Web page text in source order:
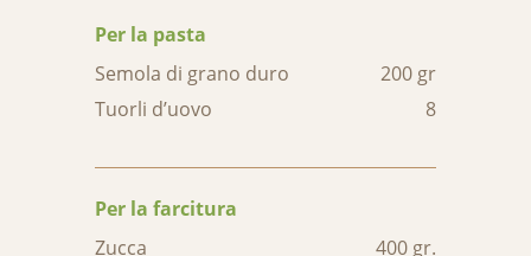
Per la pasta
Semola di grano duro
200 gr
Tuorli d’uovo
8
Per la farcitura
Zucca
400 gr.